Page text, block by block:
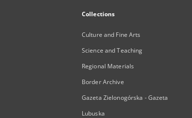
Collections
Culture and Fine Arts
Science and Teaching
Regional Materials
Border Archive
Gazeta Zielonogórska - Gazeta
Lubuska